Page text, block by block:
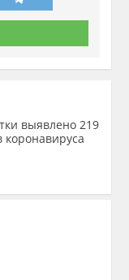
выявлено 219
коронавируса